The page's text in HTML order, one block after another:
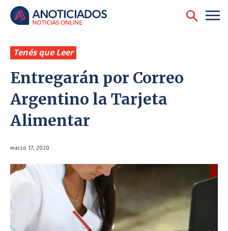
Tenés que Leer
Entregarán por Correo
Argentino la Tarjeta
Alimentar
marzo 17, 2020